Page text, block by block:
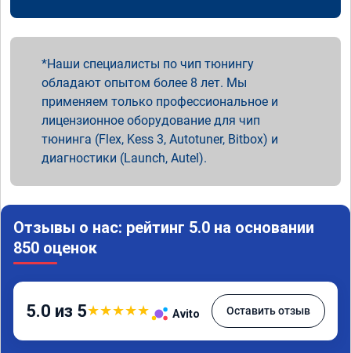
Наши специалисты по чип тюнингу
обладают опытом более 8 лет. Мы
применяем только профессиональное и
лицензионное оборудование для чип
тюнинга (Flex, Kess 3, Autotuner, Bitbox) и
диагностики (Launch, Autel).
Отзывы о нас: рейтинг 5.0 на основании
850 оценок
5.0 из 5★★★★★ Avito Оставить отзыв